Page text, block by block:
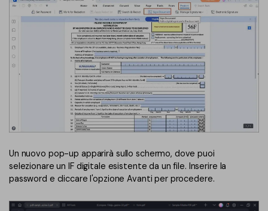
Un nuovo pop-up apparirà sullo schermo, dove puoi
selezionare un IF digitale esistente da un file. Inserire la
password e cliccare l'opzione Avanti per procedere.